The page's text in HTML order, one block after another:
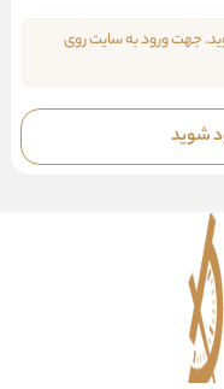
جهت ورود به سایت روی
شوید